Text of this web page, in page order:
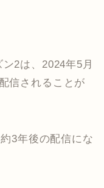
2は、2024年5月
信されることが
3年後の配信にな